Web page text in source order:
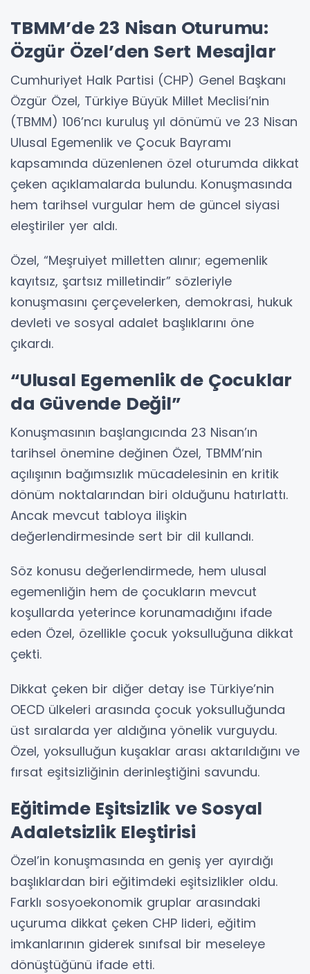
TBMM’de 23 Nisan Oturumu:
Özgür Özel’den Sert Mesajlar
Cumhuriyet Halk Partisi (CHP) Genel Başkanı
Özgür Özel, Türkiye Büyük Millet Meclisi’nin
(TBMM) 106’ncı kuruluş yıl dönümü ve 23 Nisan
Ulusal Egemenlik ve Çocuk Bayramı
kapsamında düzenlenen özel oturumda dikkat
çeken açıklamalarda bulundu. Konuşmasında
hem tarihsel vurgular hem de güncel siyasi
eleştiriler yer aldı.
Özel, “Meşruiyet milletten alınır; egemenlik
kayıtsız, şartsız milletindir” sözleriyle
konuşmasını çerçevelerken, demokrasi, hukuk
devleti ve sosyal adalet başlıklarını öne
çıkardı.
“Ulusal Egemenlik de Çocuklar
da Güvende Değil”
Konuşmasının başlangıcında 23 Nisan’ın
tarihsel önemine değinen Özel, TBMM’nin
açılışının bağımsızlık mücadelesinin en kritik
dönüm noktalarından biri olduğunu hatırlattı.
Ancak mevcut tabloya ilişkin
değerlendirmesinde sert bir dil kullandı.
Söz konusu değerlendirmede, hem ulusal
egemenliğin hem de çocukların mevcut
koşullarda yeterince korunamadığını ifade
eden Özel, özellikle çocuk yoksulluğuna dikkat
çekti.
Dikkat çeken bir diğer detay ise Türkiye’nin
OECD ülkeleri arasında çocuk yoksulluğunda
üst sıralarda yer aldığına yönelik vurguydu.
Özel, yoksulluğun kuşaklar arası aktarıldığını ve
fırsat eşitsizliğinin derinleştiğini savundu.
Eğitimde Eşitsizlik ve Sosyal
Adaletsizlik Eleştirisi
Özel’in konuşmasında en geniş yer ayırdığı
başlıklardan biri eğitimdeki eşitsizlikler oldu.
Farklı sosyoekonomik gruplar arasındaki
uçuruma dikkat çeken CHP lideri, eğitim
imkanlarının giderek sınıfsal bir meseleye
dönüştüğünü ifade etti.